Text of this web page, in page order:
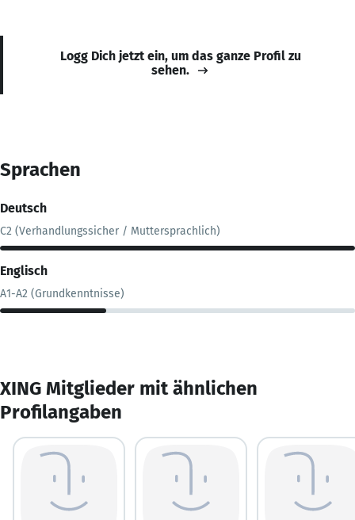
Logg Dich jetzt ein, um das ganze Profil zu
sehen.
Sprachen
Deutsch
C2 (Verhandlungssicher / Muttersprachlich)
Englisch
A1-A2 (Grundkenntnisse)
XING Mitglieder mit ähnlichen
Profilangaben